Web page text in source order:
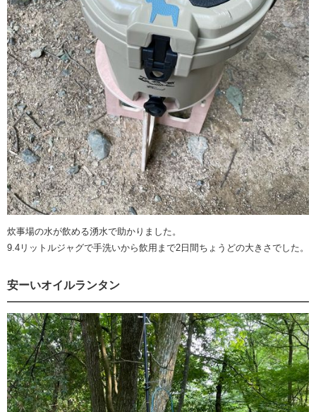
炊事場の水が飲める湧水で助かりました。
9.4リットルジャグで手洗いから飲用まで2日間ちょうどの大きさでした。
安ーいオイルランタン